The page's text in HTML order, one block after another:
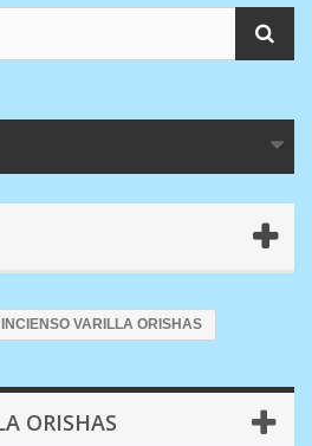
INCIENSO VARILLA ORISHAS
ORISHAS